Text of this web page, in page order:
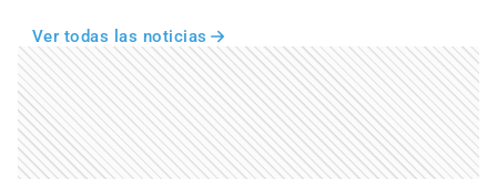
Ver todas las noticias